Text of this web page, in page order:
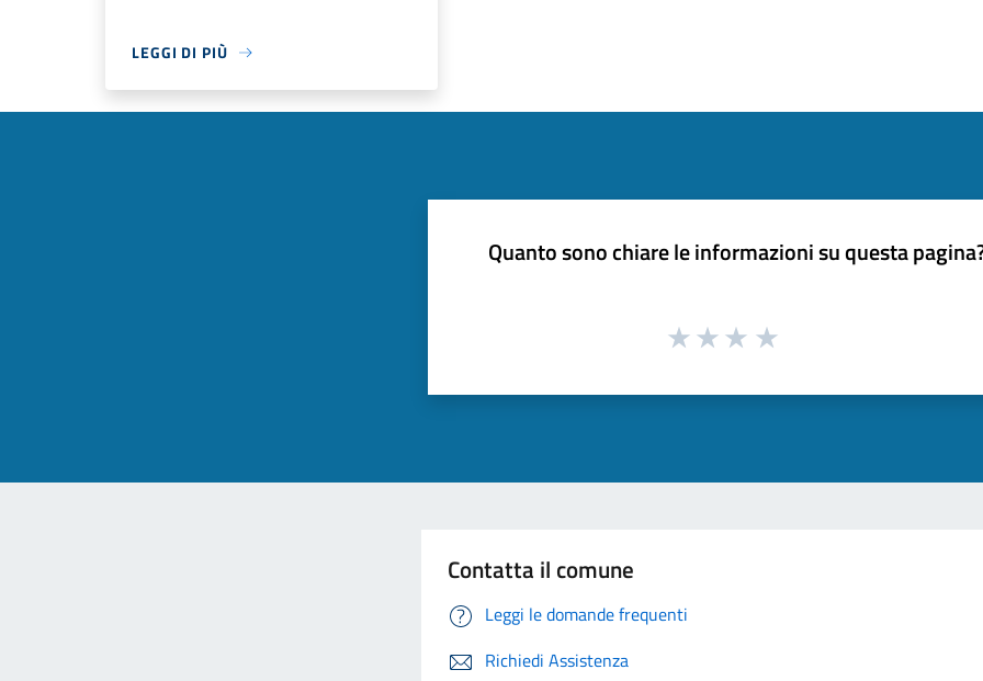
LEGGI DI PIÙ
Quanto sono chiare le informazioni su questa
Contatta il comune
Leggi le domande frequenti
Richiedi Assistenza